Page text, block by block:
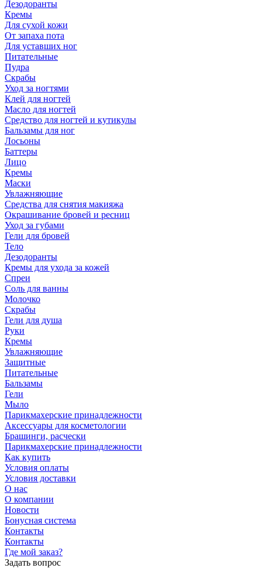
Дезодоранты
Кремы
Для сухой кожи
От запаха пота
Для уставших ног
Питательные
Пудра
Скрабы
Уход за ногтями
Клей для ногтей
Масло для ногтей
Средство для ногтей и кутикулы
Бальзамы для ног
Лосьоны
Баттеры
Лицо
Кремы
Маски
Увлажняющие
Средства для снятия макияжа
Окрашивание бровей и ресниц
Уход за губами
Гели для бровей
Тело
Дезодоранты
Кремы для ухода за кожей
Спреи
Соль для ванны
Молочко
Скрабы
Гели для душа
Руки
Кремы
Увлажняющие
Защитные
Питательные
Бальзамы
Гели
Мыло
Парикмахерские принадлежности
Аксессуары для косметологии
Брашинги, расчески
Парикмахерские принадлежности
Как купить
Условия оплаты
Условия доставки
О нас
О компании
Новости
Бонусная система
Контакты
Контакты
Где мой заказ?
Задать вопрос